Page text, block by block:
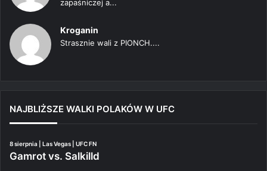
zapaśniczej a...
Kroganin
Strasznie wali z PIONCH....
NAJBLIŻSZE WALKI POLAKÓW W UFC
8 sierpnia | Las Vegas | UFC FN
Gamrot vs. Salkilld